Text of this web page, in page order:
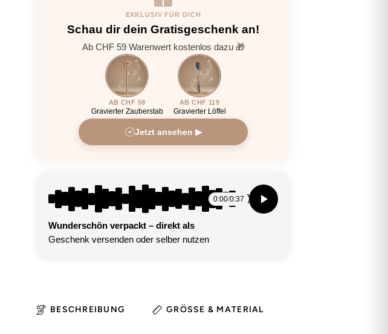
EXKLUSIV FÜR DICH
Schau dir dein Gratisgeschenk an!
Ab CHF 59 Warenwert kostenlos dazu 🎁
AB CHF 59
Gravierter Zauberstab
AB CHF 119
Gravierter Löffel
Jetzt ansehen ▶
0:00/0:37
Wunderschön verpackt – direkt als
Geschenk versenden oder selber nutzen
BESCHREIBUNG GRÖSSE & MATERIAL